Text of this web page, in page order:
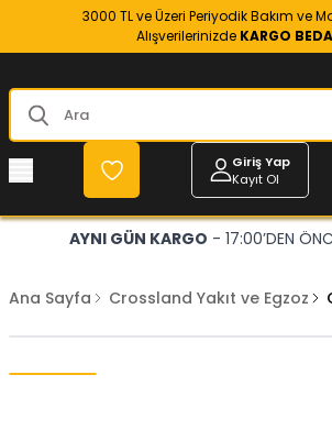
3000 TL ve Üzeri Periyodik Bakım ve
Alışverilerinizde KARGO
Giriş Yap
Kayıt Ol
AYNI GÜN KARGO - 17:00’DEN
Ana Sayfa Crossland Yakıt ve Egzoz